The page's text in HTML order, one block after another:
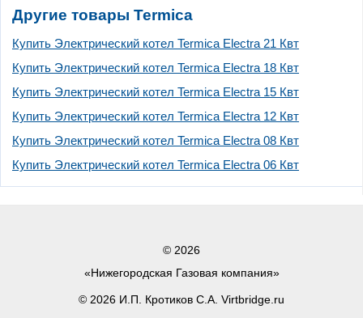
Другие товары Termica
Купить Электрический котел Termica Electra 21 Квт
Купить Электрический котел Termica Electra 18 Квт
Купить Электрический котел Termica Electra 15 Квт
Купить Электрический котел Termica Electra 12 Квт
Купить Электрический котел Termica Electra 08 Квт
Купить Электрический котел Termica Electra 06 Квт
© 2026
«Нижегородская Газовая компания»
© 2026 И.П. Кротиков С.А. Virtbridge.ru